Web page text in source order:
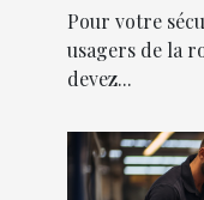
Pour votre
usagers de la
devez...